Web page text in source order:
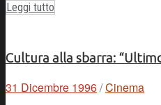
Leggi tutto
Cultura alla sbarra:
31 Dicembre 1996/Cinema